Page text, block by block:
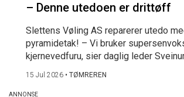
– Denne utedoen er drittøff
Slettens Vøling AS reparerer utedo
pyramidetak! – Vi bruker
kjernevedfuru, sier daglig leder
15 Jul 2026 • TØMREREN